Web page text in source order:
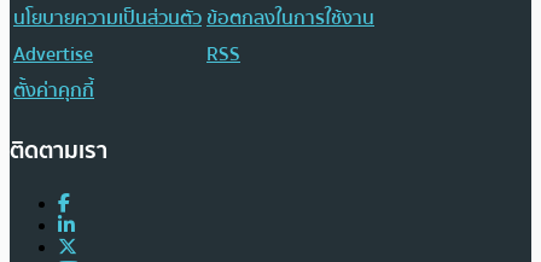
นโยบายความเป็นส่วนตัวข้อตกลงในการใช้งาน
Advertise
RSS
ตั้งค่าคุกกี้
ติดตามเรา